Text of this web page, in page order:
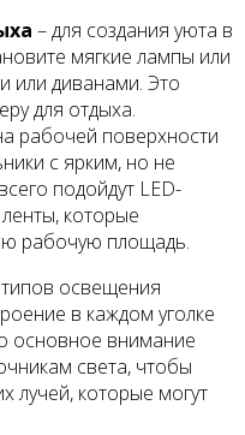
– для создания уюта в
мягкие лампы или
или диванами. Это
для отдыха.
рабочей поверхности
с ярким, но не
подойдут LED-
которые
рабочую площадь.
освещения
в каждом уголке
основное внимание
света, чтобы
лучей, которые могут